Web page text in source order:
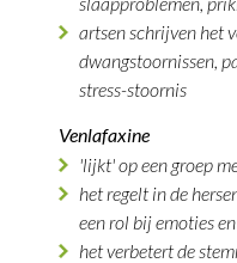
artsen schrijven het
dwangstoornissen,
stress-stoornis
Venlafaxine
'lijkt' op een groep
het regelt in de
een rol bij emoties
het verbetert de